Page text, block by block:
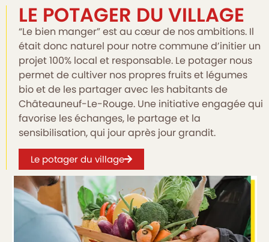
LE POTAGER DU VILLAGE
“Le bien manger” est au cœur de nos ambitions. Il
était donc naturel pour notre commune d’initier un
projet 100% local et responsable. Le potager nous
permet de cultiver nos propres fruits et légumes
bio et de les partager avec les habitants de
Châteauneuf-Le-Rouge. Une initiative engagée qui
favorise les échanges, le partage et la
sensibilisation, qui jour après jour grandit.
Le potager du village